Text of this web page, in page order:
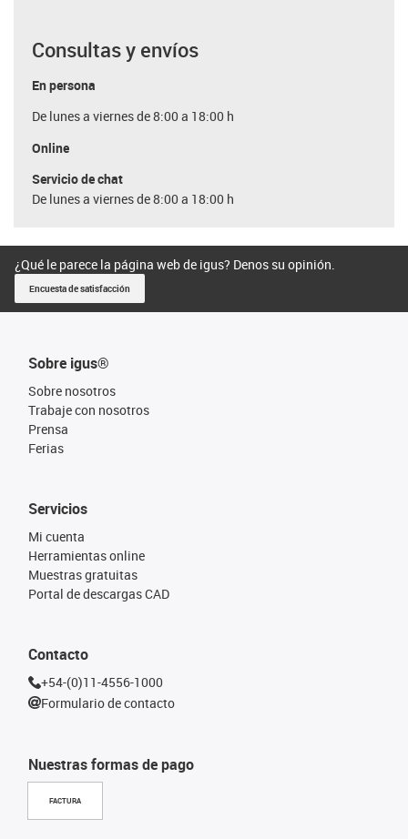
Consultas y envíos
En persona
De lunes a viernes de 8:00 a 18:00 h
Online
Servicio de chat
De lunes a viernes de 8:00 a 18:00 h
¿Qué le parece la página web de igus? Denos su opinión.
Encuesta de satisfacción
Sobre igus®
Sobre nosotros
Trabaje con nosotros
Prensa
Ferias
Nuestras formas de pago
FACTURA
Servicios
Mi cuenta
Herramientas online
Muestras gratuitas
Portal de descargas CAD
Contacto
+54-(0)11-4556-1000
Formulario de contacto